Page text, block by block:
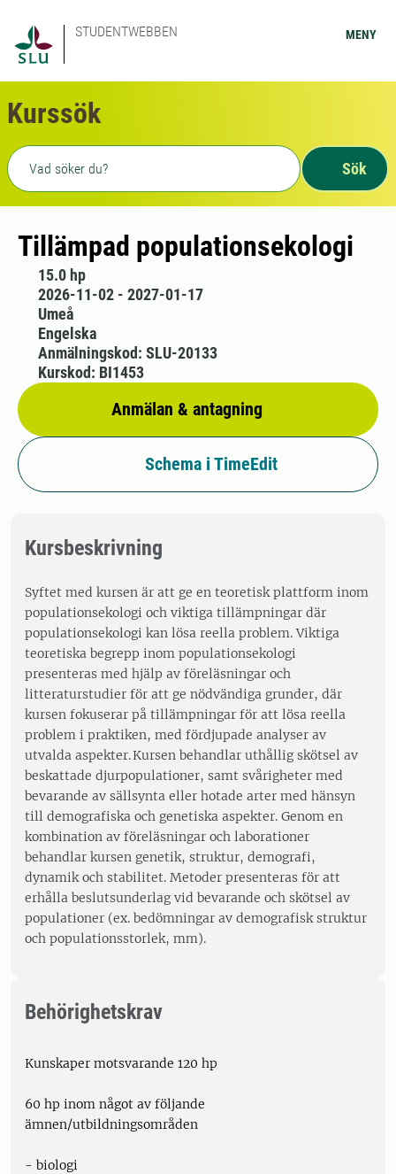
STUDENTWEBBEN MENY
Kurssök
Fritext sökning
Sök
Tillämpad populationsekologi
15.0 hp
2026-11-02 - 2027-01-17
Umeå
Engelska
Anmälan & antagning
Anmälningskod: SLU-20133
Kurskod: BI1453
Schema i TimeEdit
Kursbeskrivning
Syftet med kursen är att ge en teoretisk plattform inom
populationsekologi och viktiga tillämpningar där
populationsekologi kan lösa reella problem. Viktiga
teoretiska begrepp inom populationsekologi
presenteras med hjälp av föreläsningar och
litteraturstudier för att ge nödvändiga grunder, där
kursen fokuserar på tillämpningar för att lösa reella
problem i praktiken, med fördjupade analyser av
utvalda aspekter. Kursen behandlar uthållig skötsel av
beskattade djurpopulationer, samt svårigheter med
bevarande av sällsynta eller hotade arter med hänsyn
till demografiska och genetiska aspekter. Genom en
kombination av föreläsningar och laborationer
behandlar kursen genetik, struktur, demografi,
dynamik och stabilitet. Metoder presenteras för att
erhålla beslutsunderlag vid bevarande och skötsel av
populationer (ex. bedömningar av demografisk struktur
och populationsstorlek, mm).
Behörighetskrav
Kunskaper motsvarande 120 hp
60 hp inom något av följande
ämnen/utbildningsområden
- biologi